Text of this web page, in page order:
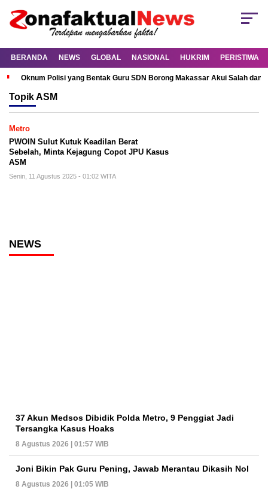
BERANDA NEWS GLOBAL NASIONAL HUKRIM PERISTIWA
Oknum Polisi yang Bentak Guru SDN Borong Makassar Akui Salah dan
TopikASM
Metro
PWOIN Sulut Kutuk Keadilan Berat
Sebelah, Minta Kejagung Copot JPU Kasus
ASM
Senin, 11 Agustus 2025 - 01:02 WITA
NEWS
37 Akun Medsos Dibidik Polda Metro, 9 Penggiat Jadi
Tersangka Kasus Hoaks
8 Agustus 2026 | 01:57 WIB
Joni Bikin Pak Guru Pening, Jawab Merantau Dikasih Nol
8 Agustus 2026 | 01:05 WIB